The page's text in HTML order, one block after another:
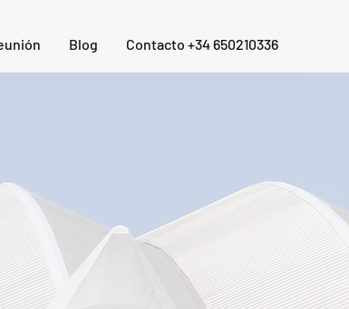
Blog Contacto +34 650210336